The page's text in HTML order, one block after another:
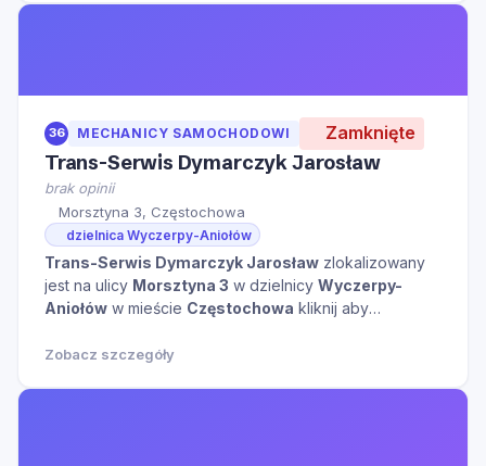
36 MECHANICY SAMOCHODOWI Zamknięte
Trans-Serwis Dymarczyk Jarosław
brak opinii
Morsztyna 3, Częstochowa
dzielnica Wyczerpy-Aniołów
Trans-Serwis Dymarczyk Jarosław zlokalizowany
jest na ulicy Morsztyna 3 w dzielnicy Wyczerpy-
Aniołów w mieście Częstochowa kliknij aby
Zobacz szczegóły